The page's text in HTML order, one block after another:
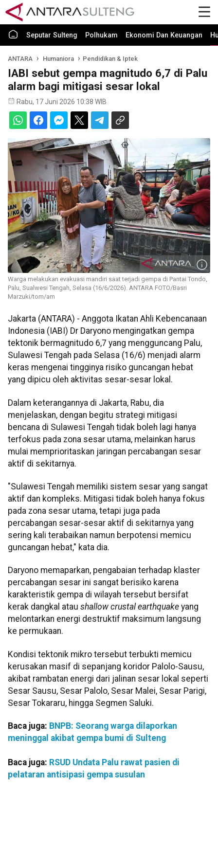
Seputar Sulteng Polhukam Ekonomi Dan Keuangan
ANTARA Humaniora Pendidikan & Iptek
IABI sebut gempa magnitudo 6,7 di Palu
alarm bagi mitigasi sesar lokal
Rabu, 17 Juni 2026 10:38 WIB
Warga melakukan evakuasi mandiri saat terjadi gempa di Pantai Tondo,
Palu, Sualwesi Tengah, Selasa (16/6/2026). ANTARA FOTO/Basri
Marzuki/tom/am
Jakarta (ANTARA) - Anggota Ikatan Ahli Kebencanaan
Indonesia (IABI) Dr Daryono mengingatkan gempa
tektonik bermagnitudo 6,7 yang mengguncang Palu,
Sulawesi Tengah pada Selasa (16/6) menjadi alarm
keras mengenai tingginya risiko guncangan hebat
yang dipicu oleh aktivitas sesar-sesar lokal.
Dalam keterangannya di Jakarta, Rabu, dia
menjelaskan, dengan begitu strategi mitigasi
bencana di Sulawesi Tengah tidak boleh lagi hanya
terfokus pada zona sesar utama, melainkan harus
mulai memprioritaskan jaringan percabangan sesar
aktif di sekitarnya.
"Sulawesi Tengah memiliki sistem sesar yang sangat
aktif dan kompleks. Mitigasi tidak boleh hanya fokus
pada zona sesar utama, tetapi juga pada
percabangan sesar-sesar aktif di sekitarnya yang
sering kali terabaikan namun berpotensi memicu
guncangan hebat," kata dia.
Daryono memaparkan, pengabaian terhadap klaster
percabangan sesar ini sangat berisiko karena
karakteristik gempa di wilayah tersebut bersifat
kerak dangkal atau shallow crustal earthquake yang
melontarkan energi destruktif maksimum langsung
ke permukaan.
Kondisi tektonik mikro tersebut terbukti memicu
kerusakan masif di sepanjang koridor Palolo-Sausu,
akibat rambatan energi dari jalinan sesar lokal seperti
Sesar Sausu, Sesar Palolo, Sesar Malei, Sesar Parigi,
Sesar Tokararu, hingga Segmen Saluki.
Baca juga: BNPB: Seorang warga dilaporkan
meninggal akibat gempa bumi di Sulteng
Baca juga: RSUD Undata Palu rawat pasien di
pelataran antisipasi gempa susulan